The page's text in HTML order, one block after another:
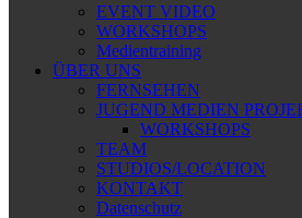
EVENT VIDEO
WORKSHOPS
Medientraining
ÜBER UNS
FERNSEHEN
JUGEND MEDIEN
WORKSHOPS
TEAM
STUDIOS/LOCATION
KONTAKT
Datenschutz